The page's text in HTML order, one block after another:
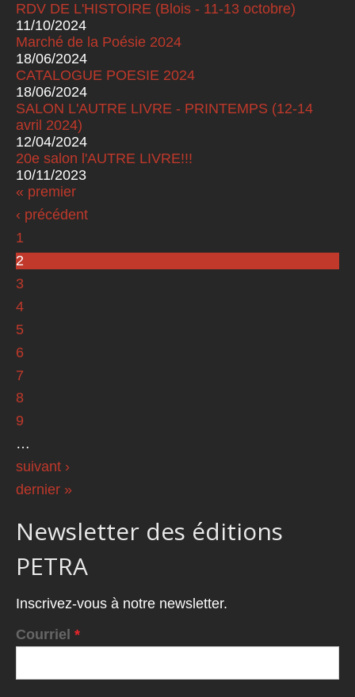
RDV DE L'HISTOIRE (Blois - 11-13 octobre)
11/10/2024
Marché de la Poésie 2024
18/06/2024
CATALOGUE POESIE 2024
18/06/2024
SALON L'AUTRE LIVRE - PRINTEMPS (12-14
avril 2024)
12/04/2024
20e salon l'AUTRE LIVRE!!!
10/11/2023
Pages
« premier
‹ précédent
1
2
3
4
5
6
7
8
9
…
suivant ›
dernier »
Newsletter des éditions
PETRA
Inscrivez-vous à notre newsletter.
Courriel *